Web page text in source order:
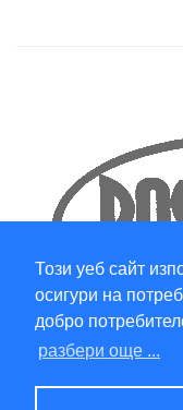
Този уеб сайт
осигури на
добро
разбери още ...